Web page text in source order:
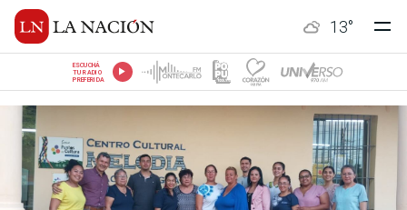
13°
ESCUCHÁ
TU RADIO
PREFERIDA